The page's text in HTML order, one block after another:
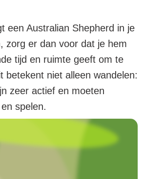
een Australian Shepherd in je
zorg er dan voor dat je hem
tijd en ruimte geeft om te
betekent niet alleen wandelen:
zeer actief en moeten
spelen.